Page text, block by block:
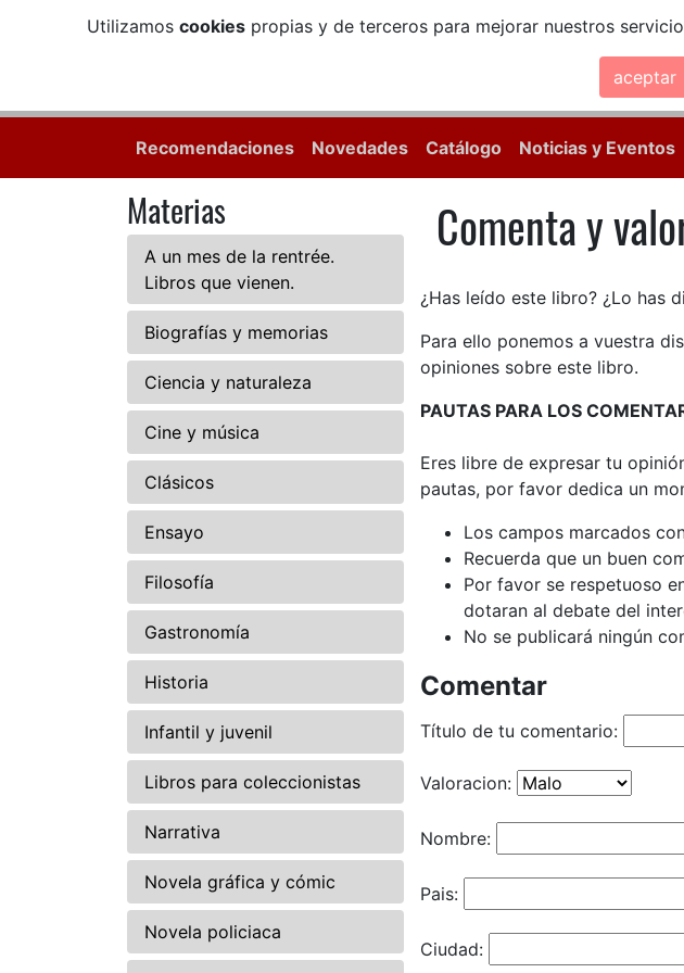
Utilizamos cookiespropias y de terceros para mejorar nuestros
aceptar
Recomendaciones Novedades Catálogo Noticias y Eventos
Materias
A un mes de la rentrée.
Libros que vienen.
Biografías y memorias
Ciencia y naturaleza
Cine y música
Clásicos
Ensayo
Filosofía
Gastronomía
Historia
Infantil y juvenil
Libros para coleccionistas
Narrativa
Novela gráfica y cómic
Novela policiaca
Comenta y
Comenta y
¿Has leído este libro? ¿Lo has
Para ello ponemos a vuestra
opiniones sobre este libro.
PAUTAS PARA LOS
Eres libre de expresar tu
pautas, por favor dedica un
Los campos marcados
Recuerda que un buen
Por favor se respetuoso
dotaran al debate del
No se publicará ningún
Comentar
Título de tu comentario:
Valoracion:
Nombre:
Pais:
Ciudad: